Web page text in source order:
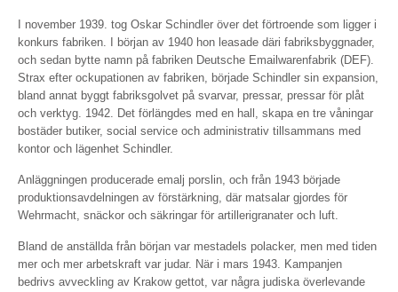
I november 1939. tog Oskar Schindler över det förtroende som ligger i
konkurs fabriken. I början av 1940 hon leasade däri fabriksbyggnader,
och sedan bytte namn på fabriken Deutsche Emailwarenfabrik (DEF).
Strax efter ockupationen av fabriken, började Schindler sin expansion,
bland annat byggt fabriksgolvet på svarvar, pressar, pressar för plåt
och verktyg. 1942. Det förlängdes med en hall, skapa en tre våningar
bostäder butiker, social service och administrativ tillsammans med
kontor och lägenhet Schindler.
Anläggningen producerade emalj porslin, och från 1943 började
produktionsavdelningen av förstärkning, där matsalar gjordes för
Wehrmacht, snäckor och säkringar för artillerigranater och luft.
Bland de anställda från början var mestadels polacker, men med tiden
mer och mer arbetskraft var judar. När i mars 1943. Kampanjen
bedrivs avveckling av Krakow gettot, var några judiska överlevande